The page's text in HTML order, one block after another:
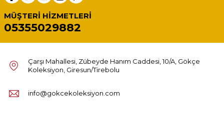
MÜŞTERI HIZMETLERI
05355029882
Çarşı Mahallesi, Zübeyde Hanım Caddesi, 10/A, Gökçe
Koleksiyon, Giresun/Tirebolu
info@gokcekoleksiyon.com